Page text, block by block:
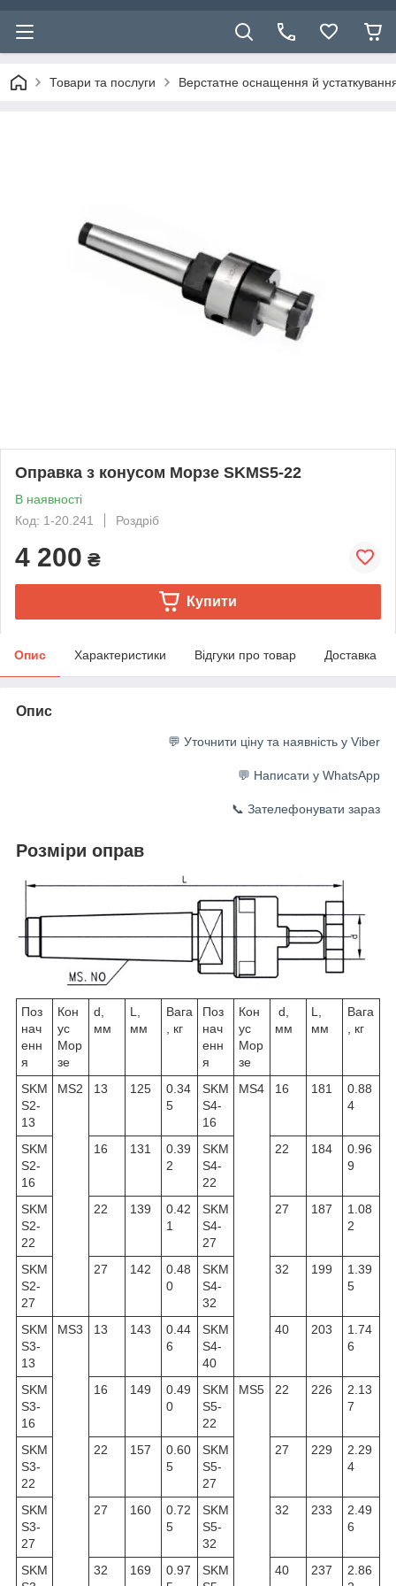
Товари та послуги Верстатне оснащення й
Оправка з конусом Морзе SKMS5-22
В наявності
Код: 1-20.241
Роздріб
4 200 ₴
Купити
Опис Характеристики Відгуки про товар Доставка
Опис
💬 Уточнити ціну та наявність у Viber
💬 Написати у WhatsApp
📞 Зателефонувати зараз
Розміри оправ
Поз
нач
енн
я
Кон
ус
Мор
зе
d,
мм
L,
мм
Вага
, кг
Поз
нач
енн
я
Кон
ус
Мор
зе
d,
мм
L,
мм
Вага
, кг
SKM
S2-
13
MS2 13 125
0.34
5
SKM
S4-
16
MS4 16 181
0.88
4
SKM
S2-
16
16 131
0.39
2
SKM
S4-
22
22 184
0.96
9
SKM
S2-
22
22 139
0.42
1
SKM
S4-
27
27 187
1.08
2
SKM
S2-
27
27 142
0.48
0
SKM
S4-
32
32 199
1.39
5
SKM
S3-
13
MS3 13 143
0.44
6
SKM
S4-
40
40 203
1.74
6
SKM
S3-
16
16 149
0.49
0
SKM
S5-
22
MS5 22 226
2.13
7
SKM
S3-
22
22 157
0.60
5
SKM
S5-
27
27 229
2.29
4
SKM
S3-
27
27 160
0.72
5
SKM
S5-
32
32 233
2.49
6
SKM
32 169
0.97
SKM
40 237
2.86